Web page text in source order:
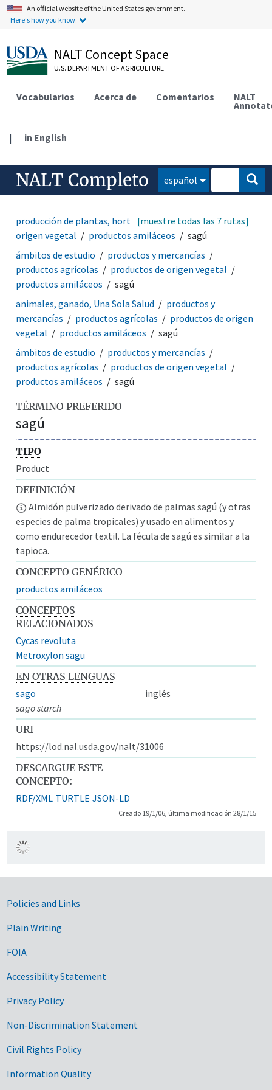
An official website of the United States government.
Here's how you know.
NALT Concept Space
U.S. DEPARTMENT OF AGRICULTURE
Vocabularios Acerca de Comentarios NALT
| in English
NALT Completo español
producción de plantas, horticultura
productos de
origen vegetal
productos amiláceos sagú
[muestre todas las 7 rutas]
ámbitos de estudio
productos y mercancías
productos agrícolas
productos de origen vegetal
productos amiláceos
sagú
animales, ganado, Una Sola Salud
productos y
mercancías
productos agrícolas
productos de origen
vegetal
productos amiláceos
sagú
ámbitos de estudio
productos y mercancías
productos agrícolas
productos de origen vegetal
productos amiláceos
sagú
TÉRMINO PREFERIDO
sagú
TIPO
Product
DEFINICIÓN
Almidón pulverizado derivado de palmas sagú (y otras
especies de palma tropicales) y usado en alimentos y
como endurecedor textil. La fécula de sagú es similar a la
tapioca.
CONCEPTO GENÉRICO
productos amiláceos
CONCEPTOS
RELACIONADOS
Cycas revoluta
Metroxylon sagu
EN OTRAS LENGUAS
sago
inglés
sago starch
URI
https://lod.nal.usda.gov/nalt/31006
DESCARGUE ESTE
CONCEPTO:
RDF/XML TURTLE JSON-LD
Creado 19/1/06, última modificación 28/1/15
Government Links
Policies and Links
Plain Writing
FOIA
Accessibility Statement
Privacy Policy
Non-Discrimination Statement
Civil Rights Policy
Information Quality